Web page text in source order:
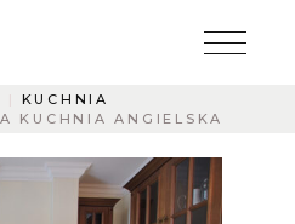
KUCHNIA
KUCHNIA ANGIELSKA